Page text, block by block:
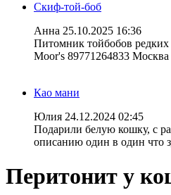
Скиф-той-боб
Анна 25.10.2025 16:36
Питомник тойбобов редких
Moor's 89771264833 Москва
Као мани
Юлия 24.12.2024 02:45
Подарили белую кошку, с
описанию один в один что
Перитонит у